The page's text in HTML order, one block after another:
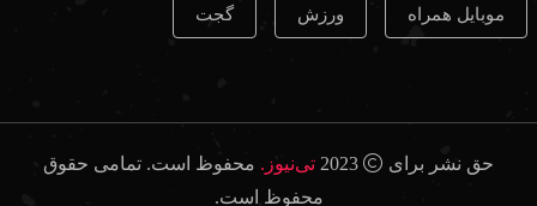
موبایل همراه ورزش گجت
حق نشر برای تی‌نیوز. محفوظ است. تمامی حقوق
محفوظ است.